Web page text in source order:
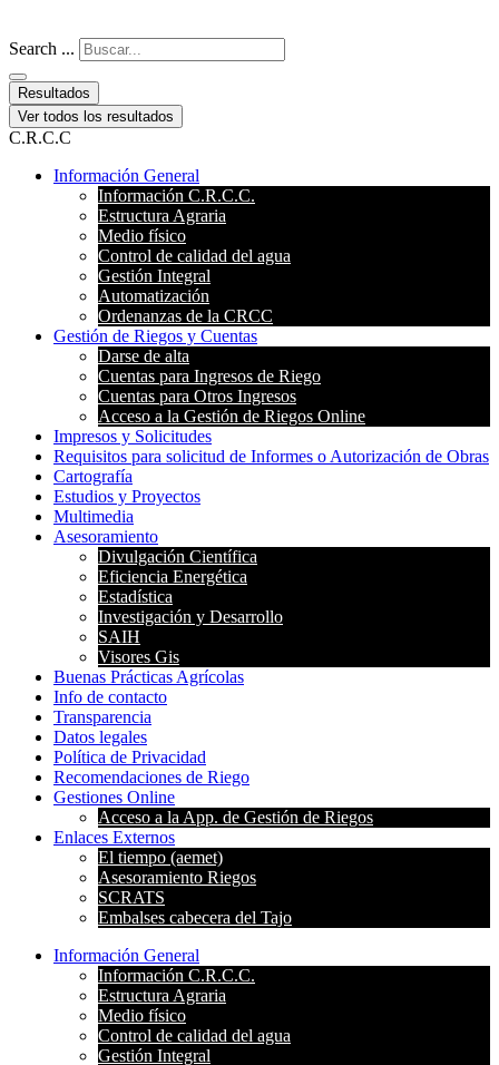
Search ...
Resultados
Ver todos los resultados
C.R.C.C
Información General
Información C.R.C.C.
Estructura Agraria
Medio físico
Control de calidad del agua
Gestión Integral
Automatización
Ordenanzas de la CRCC
Gestión de Riegos y Cuentas
Darse de alta
Cuentas para Ingresos de Riego
Cuentas para Otros Ingresos
Acceso a la Gestión de Riegos Online
Impresos y Solicitudes
Requisitos para solicitud de Informes o Autorización de Obras
Cartografía
Estudios y Proyectos
Multimedia
Asesoramiento
Divulgación Científica
Eficiencia Energética
Estadística
Investigación y Desarrollo
SAIH
Visores Gis
Buenas Prácticas Agrícolas
Info de contacto
Transparencia
Datos legales
Política de Privacidad
Recomendaciones de Riego
Gestiones Online
Acceso a la App. de Gestión de Riegos
Enlaces Externos
El tiempo (aemet)
Asesoramiento Riegos
SCRATS
Embalses cabecera del Tajo
Información General
Información C.R.C.C.
Estructura Agraria
Medio físico
Control de calidad del agua
Gestión Integral